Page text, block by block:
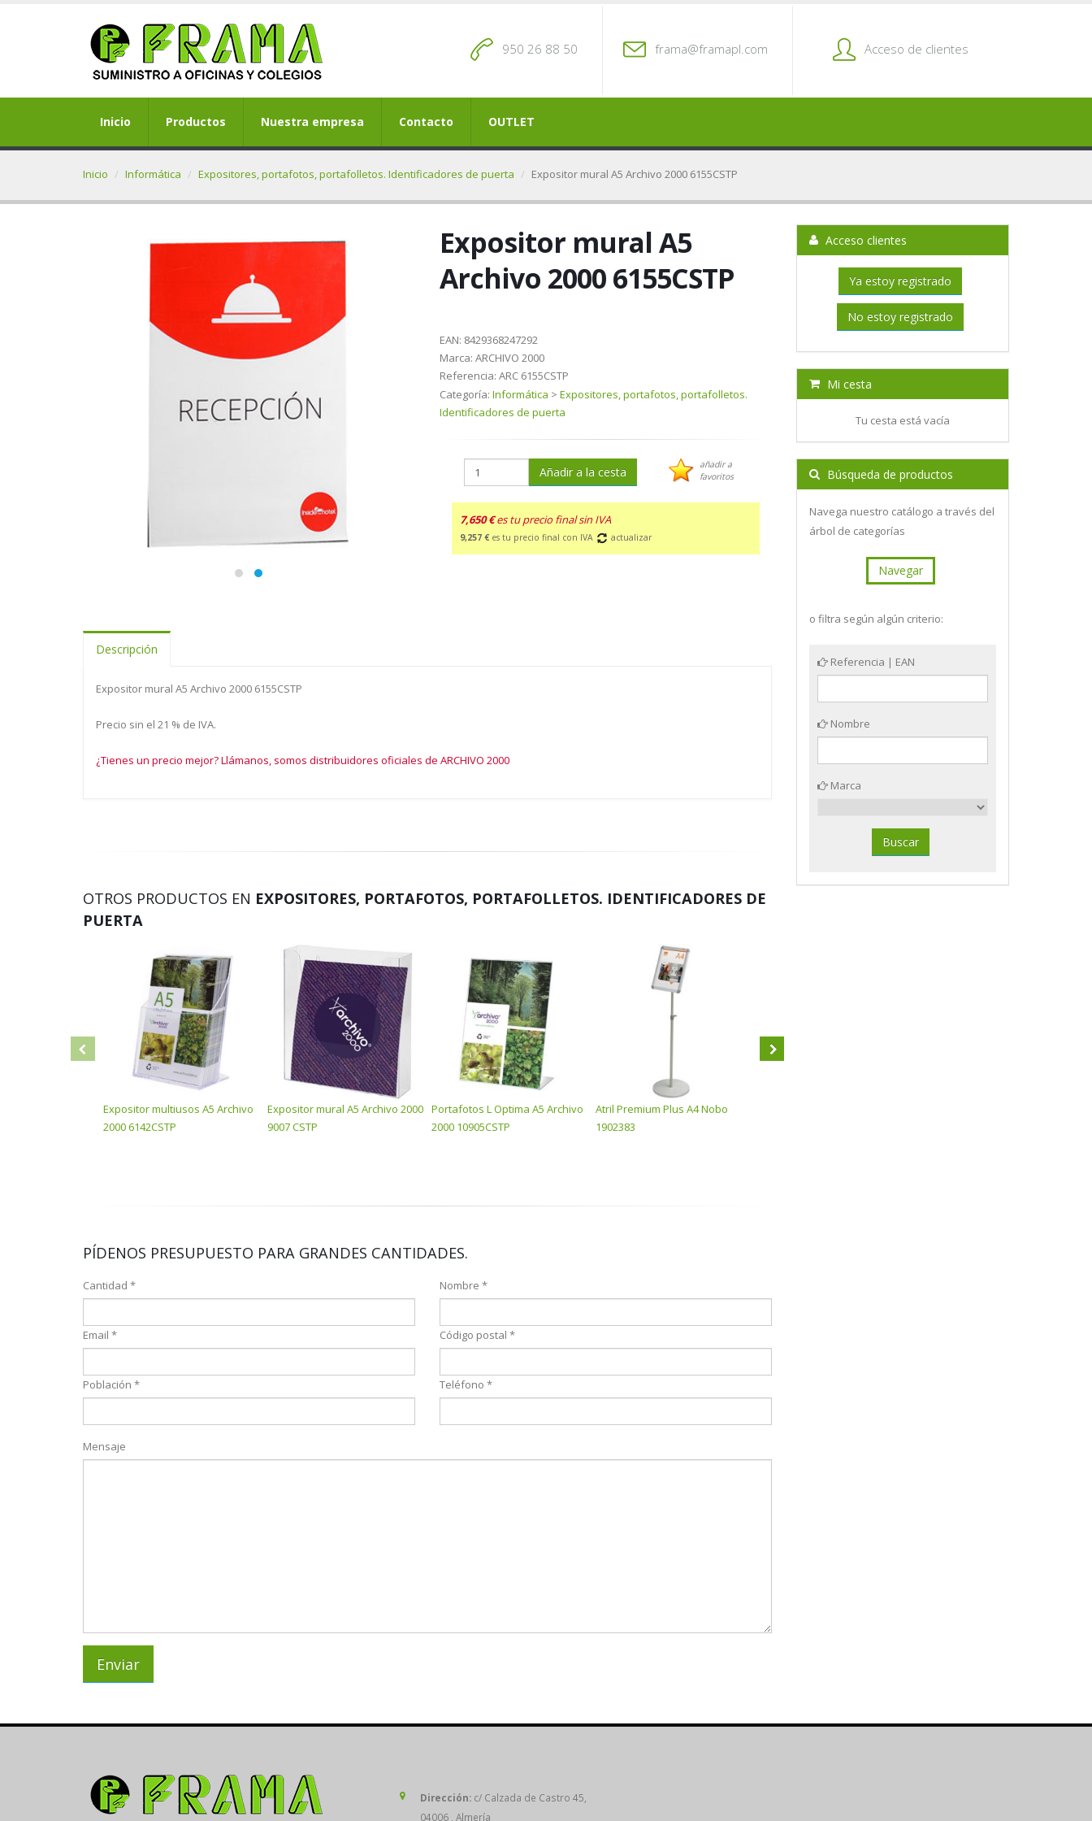
950 26 88 50 frama@framapl.com Acceso de clientes
Inicio Productos Nuestra empresa Contacto OUTLET
Inicio Informática Expositores, portafotos, portafolletos. Identificadores de puerta Expositor mural A5 Archivo 2000 6155CSTP
Expositor mural A5
Archivo 2000 6155CSTP
EAN: 8429368247292
Marca: ARCHIVO 2000
Referencia: ARC 6155CSTP
Categoría: Informática > Expositores, portafotos, portafolletos.
Identificadores de puerta
Añadir a la cesta
añadir a
favoritos
7,650 €es tu precio final sin IVA
9,257 € es tu precio final con IVA actualizar
Descripción
Expositor mural A5 Archivo 2000 6155CSTP
Precio sin el 21 % de IVA.
¿Tienes un precio mejor? Llámanos, somos distribuidores oficiales de ARCHIVO 2000
OTROS PRODUCTOS EN EXPOSITORES, PORTAFOTOS, PORTAFOLLETOS. IDENTIFICADORES DE
PUERTA
Expositor multiusos A5 Archivo
2000 6142CSTP
Expositor mural A5 Archivo 2000
9007 CSTP
Portafotos L Optima A5 Archivo
2000 10905CSTP
Atril Premium Plus A4 Nobo
1902383
PÍDENOS PRESUPUESTO PARA GRANDES CANTIDADES.
Cantidad * Nombre *
Email * Código postal *
Población * Teléfono *
Mensaje
Acceso clientes
Ya estoy registrado
No estoy registrado
Mi cesta
Tu cesta está vacía
Búsqueda de productos
Navega nuestro catálogo a través del
árbol de categorías
Navegar
o filtra según algún criterio:
Referencia | EAN
Nombre
Marca
Dirección: c/ Calzada de Castro 45,
04006 , Almería